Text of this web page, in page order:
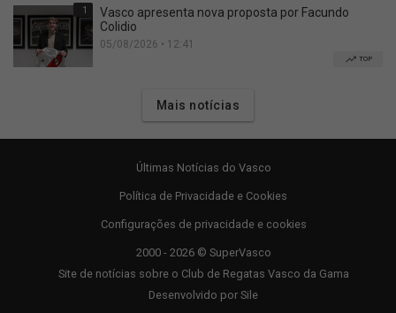
1
Vasco apresenta nova proposta por Facundo
Colidio
05/08/2026 • 12:41
TOP
Mais notícias
Últimas Notícias do Vasco
Política de Privacidade e Cookies
Configurações de privacidade e cookies
2000 - 2026 © SuperVasco
Site de notícias sobre o Club de Regatas Vasco da Gama
Desenvolvido por Sile